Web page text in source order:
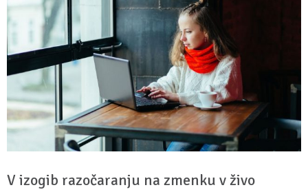
V izogib razočaranju na zmenku v živo